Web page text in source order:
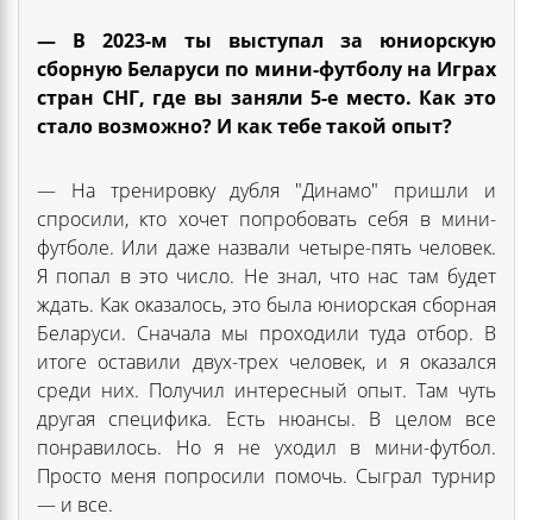
— В 2023-м ты выступал за юниорскую
сборную Беларуси по мини-футболу на Играх
стран СНГ, где вы заняли 5-е место. Как это
стало возможно? И как тебе такой опыт?
— На тренировку дубля "Динамо" пришли и
спросили, кто хочет попробовать себя в мини-
футболе. Или даже назвали четыре-пять человек.
Я попал в это число. Не знал, что нас там будет
ждать. Как оказалось, это была юниорская сборная
Беларуси. Сначала мы проходили туда отбор. В
итоге оставили двух-трех человек, и я оказался
среди них. Получил интересный опыт. Там чуть
другая специфика. Есть нюансы. В целом все
понравилось. Но я не уходил в мини-футбол.
Просто меня попросили помочь. Сыграл турнир
— и все.